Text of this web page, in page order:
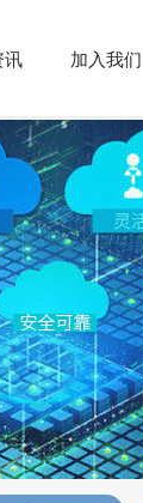
讯 加入我们